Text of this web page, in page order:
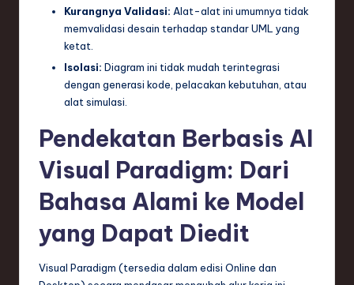
Kurangnya Validasi: Alat-alat ini umumnya tidak
memvalidasi desain terhadap standar UML yang
ketat.
Isolasi: Diagram ini tidak mudah terintegrasi
dengan generasi kode, pelacakan kebutuhan, atau
alat simulasi.
Pendekatan Berbasis AI
Visual Paradigm: Dari
Bahasa Alami ke Model
yang Dapat Diedit
Visual Paradigm (tersedia dalam edisi Online dan